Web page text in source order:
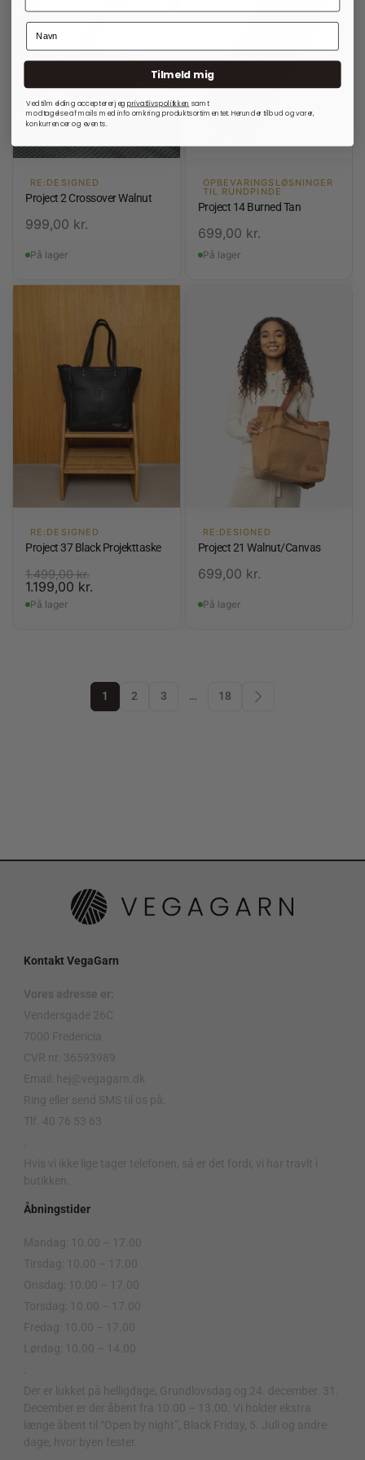
RE:DESIGNED
Project 2 Crossover Walnut
999,00 kr.
På lager
OPBEVARINGSLØSNINGER
TIL RUNDPINDE
Project 14 Burned Tan
699,00 kr.
På lager
RE:DESIGNED
Project 37 Black Projekttaske
1.499,00kr.
1.199,00 kr.
På lager
RE:DESIGNED
Project 21 Walnut/Canvas
699,00 kr.
På lager
1 2 3 … 18
Kontakt VegaGarn
Vores adresse er:
Vendersgade 26C
7000 Fredericia
CVR nr. 36593989
Email: hej@vegagarn.dk
Ring eller send SMS til os på:
Tlf. 40 76 53 63
Hvis vi ikke lige tager telefonen, så er det fordi, vi har travlt i
butikken.
Åbningstider
Mandag: 10.00 – 17.00
Tirsdag: 10.00 – 17.00
Onsdag: 10.00 – 17.00
Torsdag: 10.00 – 17.00
Fredag: 10.00 – 17.00
Lørdag: 10.00 – 14.00
Der er lukket på helligdage, Grundlovsdag og 24. december. 31.
December er der åbent fra 10.00 – 13.00. Vi holder ekstra
længe åbent til “Open by night”, Black Friday, 5. Juli og andre
dage, hvor byen fester.
Tilmeld mig
Ved tilmelding accepterer jegprivatlivspolitkken samt
modtagelse af mails med info omkring produktsortimentet. Herunder tilbud og varer,
konkurrencer og events.